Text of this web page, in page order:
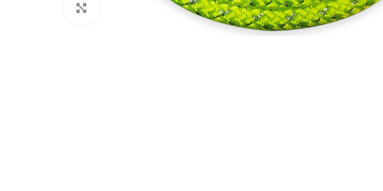
Haga clic para ampliar